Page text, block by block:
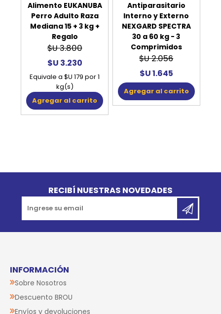
Alimento EUKANUBA
Perro Adulto Raza
Mediana 15 + 3 kg +
Regalo
$U 3.800
$U 3.230
Equivale a $U 179 por 1
kg(s)
Agregar al carrito
Antiparasitario
Interno y Externo
NEXGARD SPECTRA
30 a 60 kg - 3
Comprimidos
$U 2.056
$U 1.645
Agregar al carrito
RECIBÍ NUESTRAS NOVEDADES
INFORMACIÓN
Sobre Nosotros
Descuento BROU
Envíos y devoluciones